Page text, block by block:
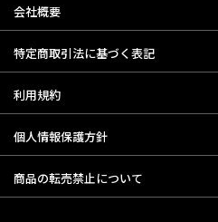
会社概要
特定商取引法に基づく表記
利用規約
個人情報保護方針
商品の転売禁止について